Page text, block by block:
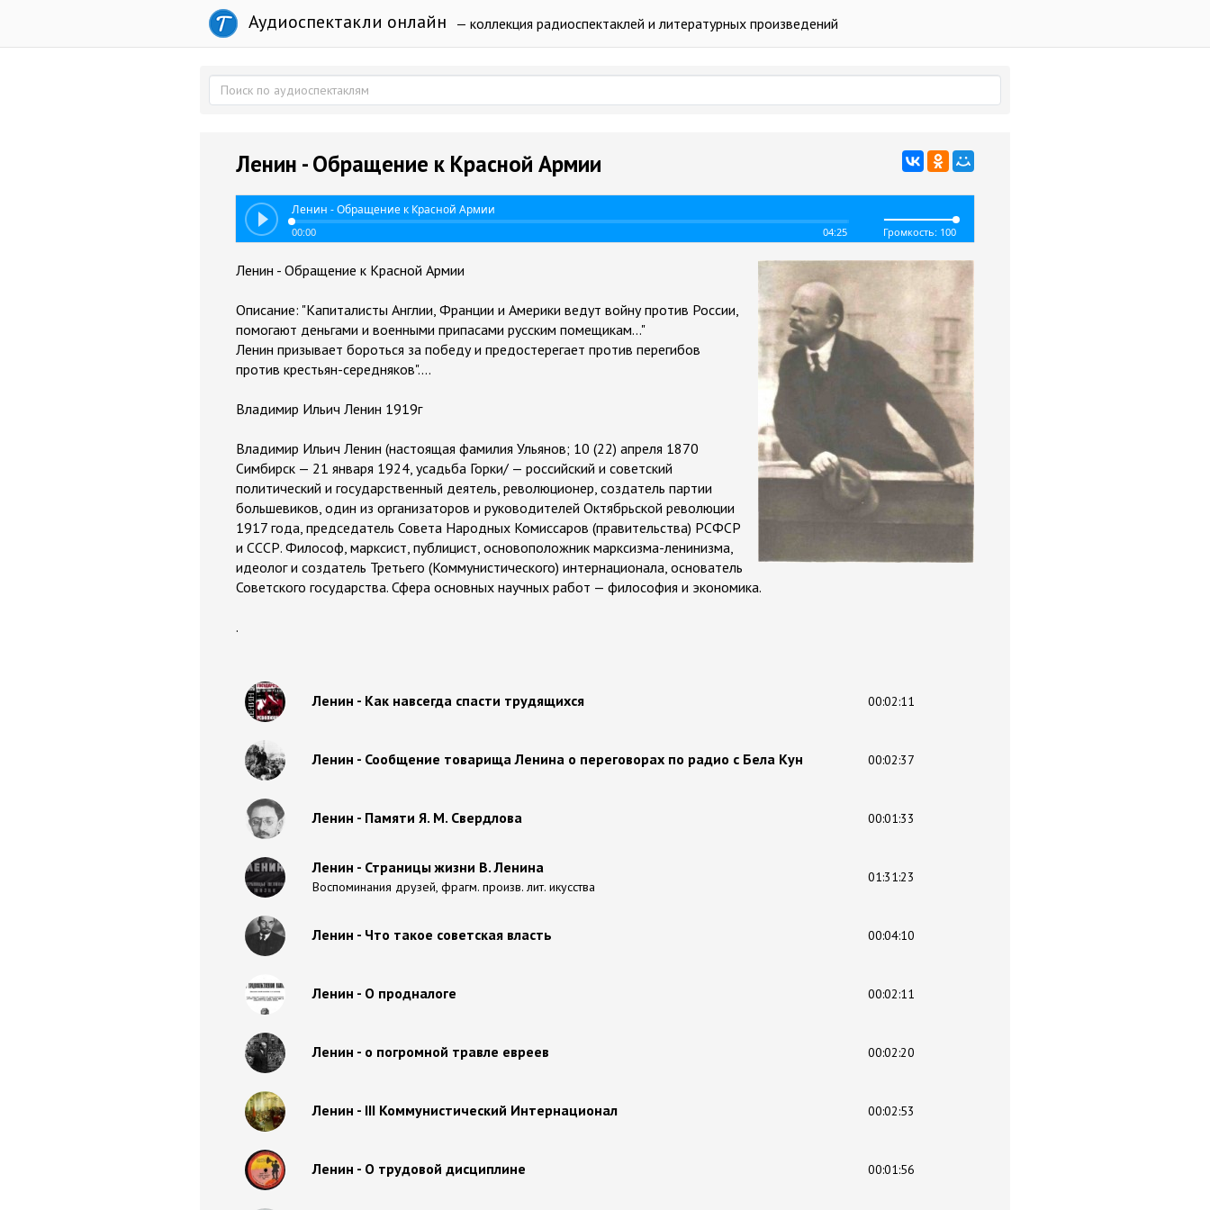
Аудиоспектакли онлайн — коллекция радиоспектаклей и литературных произведений
Ленин - Обращение к Красной Армии
Ленин - Обращение к Красной Армии
00:00 04:25 Громкость: 100
Ленин - Обращение к Красной Армии
Описание: "Капиталисты Англии, Франции и Америки ведут войну против России,
помогают деньгами и военными припасами русским помещикам..."
Ленин призывает бороться за победу и предостерегает против перегибов
против крестьян-середняков"....
Владимир Ильич Ленин 1919г
Владимир Ильич Ленин (настоящая фамилия Ульянов; 10 (22) апреля 1870
Симбирск — 21 января 1924, усадьба Горки/ — российский и советский
политический и государственный деятель, революционер, создатель партии
большевиков, один из организаторов и руководителей Октябрьской революции
1917 года, председатель Совета Народных Комиссаров (правительства) РСФСР
и СССР. Философ, марксист, публицист, основоположник марксизма-ленинизма,
идеолог и создатель Третьего (Коммунистического) интернационала, основатель
Советского государства. Сфера основных научных работ — философия и экономика.
.
Ленин - Как навсегда спасти трудящихся 00:02:11
Ленин - Сообщение товарища Ленина о переговорах по радио с Бела Кун 00:02:37
Ленин - Памяти Я. М. Свердлова 00:01:33
Ленин - Страницы жизни В. Ленина
Воспоминания друзей, фрагм. произв. лит. икусства
01:31:23
Ленин - Что такое советская власть 00:04:10
Ленин - О продналоге 00:02:11
Ленин - о погромной травле евреев 00:02:20
Ленин - III Коммунистический Интернационал 00:02:53
Ленин - О трудовой дисциплине 00:01:56